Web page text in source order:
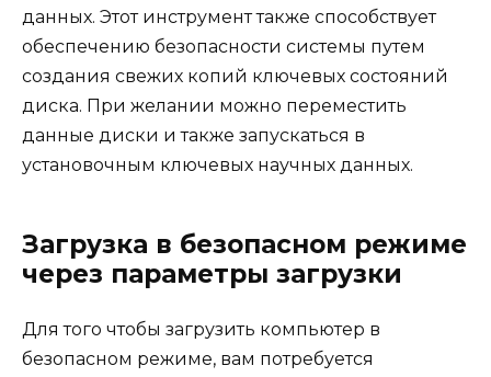
данных. Этот инструмент также способствует
обеспечению безопасности системы путем
создания свежих копий ключевых состояний
диска. При желании можно переместить
данные диски и также запускаться в
установочным ключевых научных данных.
Загрузка в безопасном режиме
через параметры загрузки
Для того чтобы загрузить компьютер в
безопасном режиме, вам потребуется